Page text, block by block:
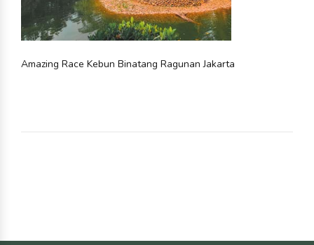
Amazing Race Kebun Binatang Ragunan Jakarta